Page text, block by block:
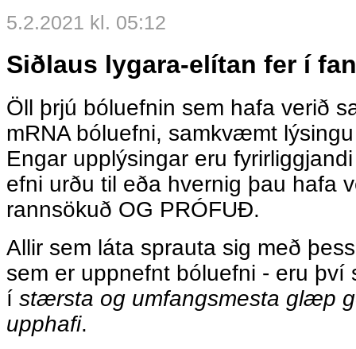
5.2.2021 kl. 05:12
Siðlaus lygara-elítan fer í
Öll þrjú bóluefnin sem hafa verið
mRNA bóluefni, samkvæmt
Engar upplýsingar eru
efni urðu til eða hvernig þau hafa
rannsökuð OG PRÓFUÐ.
Allir sem láta sprauta sig með
sem er uppnefnt bóluefni - eru því
í stærsta og umfangsmesta glæp
upphafi.